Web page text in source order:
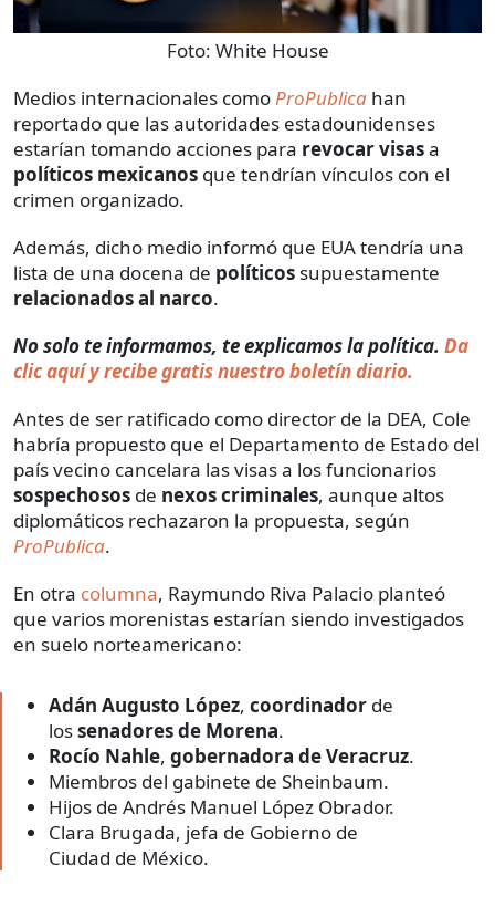
Foto: White House
Medios internacionales comoProPublica han
reportado que las autoridades estadounidenses
estarían tomando acciones para revocarvisasa
políticos mexicanos que tendrían vínculos con el
crimen organizado.
Además, dicho medio informó que EUA tendría una
lista de una docena de políticos supuestamente
relacionados al narco.
No solo te informamos, te explicamos la política. Da
clic aquí y recibe gratis nuestro boletín diario.
Antes de ser ratificado como director de la DEA, Cole
habría propuesto que el Departamento de Estado del
país vecino cancelara las visas a los funcionarios
sospechosos de nexos criminales, aunque altos
diplomáticos rechazaron la propuesta, según
ProPublica.
En otra columna, Raymundo Riva Palacio planteó
que varios morenistas estarían siendo investigados
en suelo norteamericano:
Adán Augusto López, coordinador de
lossenadores de Morena.
Rocío Nahle, gobernadora de Veracruz.
Miembros del gabinete de Sheinbaum.
Hijos de Andrés Manuel López Obrador.
Clara Brugada, jefa de Gobierno de
Ciudad de México.